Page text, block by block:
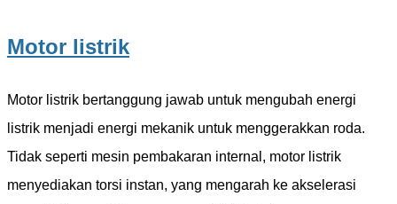
Motor listrik
Motor listrik bertanggung jawab untuk mengubah energi
listrik menjadi energi mekanik untuk menggerakkan roda.
Tidak seperti mesin pembakaran internal, motor listrik
menyediakan torsi instan, yang mengarah ke akselerasi